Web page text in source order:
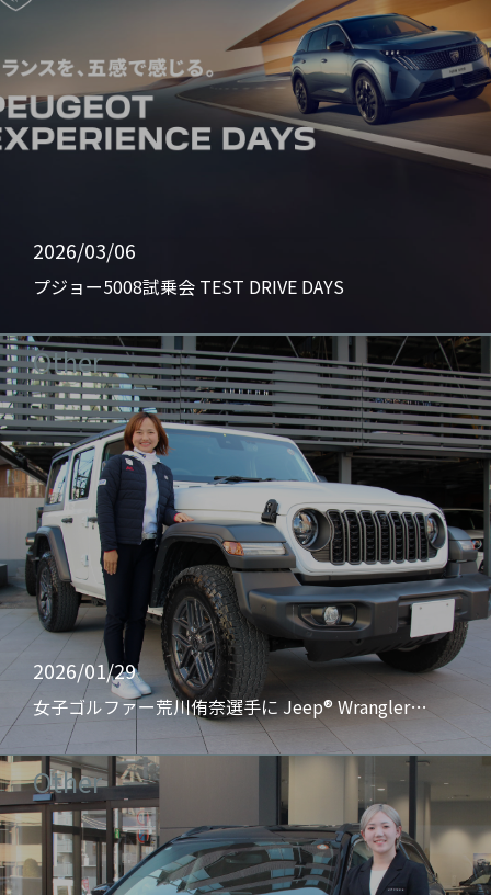
2026/03/06
プジョー5008試乗会 TEST DRIVE DAYS
Other
2026/01/29
女子ゴルファー荒川侑奈選手に Jeep® Wrangler…
Other